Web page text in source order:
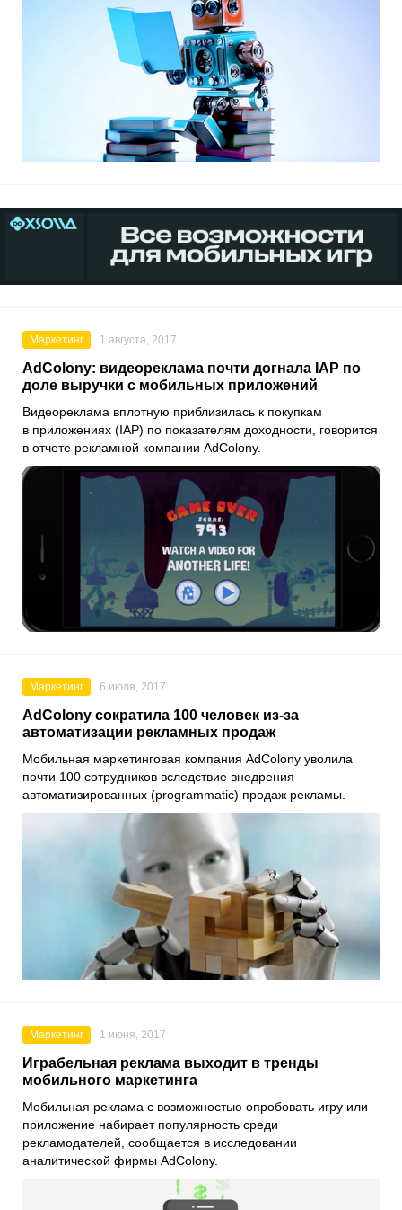
Маркетинг 1 августа, 2017
AdColony: видеореклама почти догнала IAP по
доле выручки с мобильных приложений
Видеореклама вплотную приблизилась к покупкам
в приложениях (IAP) по показателям доходности, говорится
в отчете рекламной компании AdColony.
Маркетинг 6 июля, 2017
AdColony сократила 100 человек из-за
автоматизации рекламных продаж
Мобильная маркетинговая компания AdColony уволила
почти 100 сотрудников вследствие внедрения
автоматизированных (programmatic) продаж рекламы.
Маркетинг 1 июня, 2017
Играбельная реклама выходит в тренды
мобильного маркетинга
Мобильная реклама с возможностью опробовать игру или
приложение набирает популярность среди
рекламодателей, сообщается в исследовании
аналитической фирмы AdColony.